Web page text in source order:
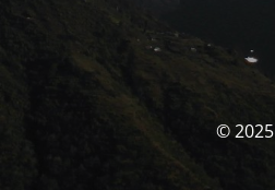
© 2025